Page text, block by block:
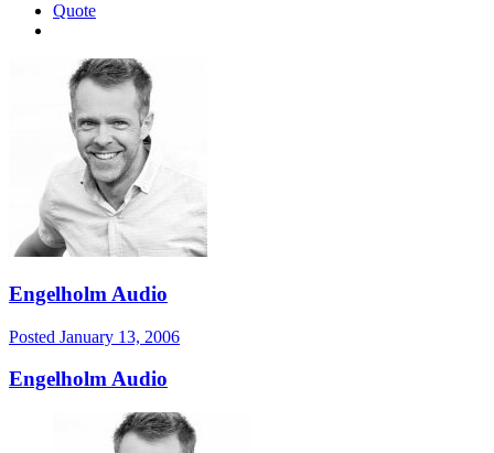
Quote
Engelholm Audio
Posted January 13, 2006
Engelholm Audio